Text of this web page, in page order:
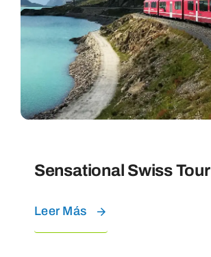
Sensational Swiss Tour
Leer Más